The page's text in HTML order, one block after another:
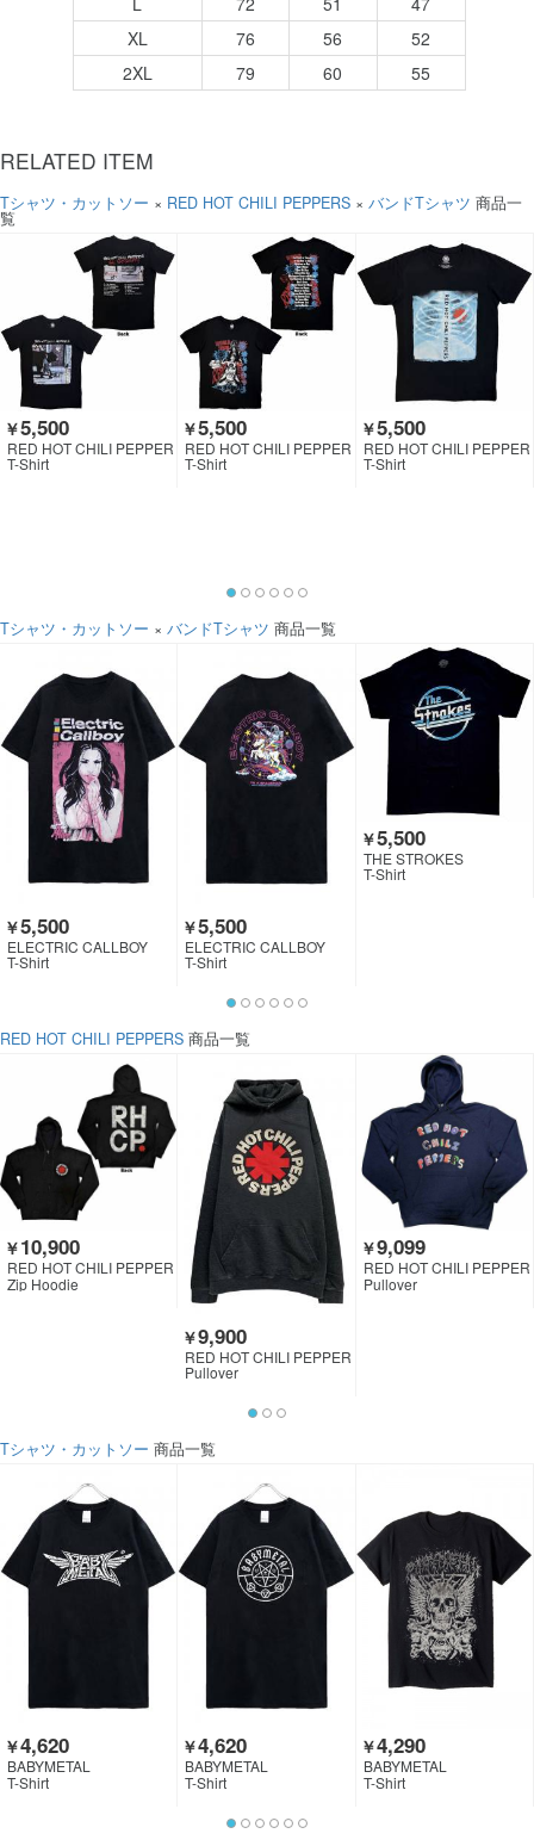
XL
76 56
52
2XL
79 60 55
RELATED ITEM
Tシャツ・カットソー × RED HOT CHILI PEPPERS × バンドTシャツ 商品一
覧
￥5,500
RED HOT CHILI PEPPER
S
T-Shirt
￥5,500
RED HOT CHILI PEPPER
S
T-Shirt
￥5,500
RED HOT CHILI PEPPER
S
T-Shirt
Tシャツ・カットソー × バンドTシャツ 商品一覧
￥5,500
ELECTRIC CALLBOY
T-Shirt
￥5,500
ELECTRIC CALLBOY
T-Shirt
￥5,500
THE STROKES
T-Shirt
RED HOT CHILI PEPPERS 商品一覧
￥10,900
RED HOT CHILI PEPPER
S
Zip Hoodie
￥9,900
RED HOT CHILI PEPPER
S
Pullover
￥9,099
RED HOT CHILI PEPPER
S
Pullover
Tシャツ・カットソー 商品一覧
￥4,620
BABYMETAL
T-Shirt
￥4,620
BABYMETAL
T-Shirt
￥4,290
BABYMETAL
T-Shirt